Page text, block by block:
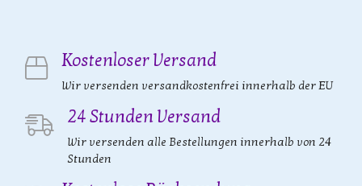
Kostenloser Versand
Wir versenden versandkostenfrei innerhalb der EU
24 Stunden Versand
Wir versenden alle Bestellungen innerhalb von 24
Stunden